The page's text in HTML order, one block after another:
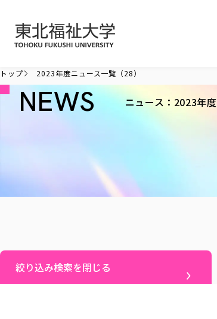
トップ 2023年度ニュース一覧（28）
NEWS ニュース：2023年度
絞り込み検索を閉じる